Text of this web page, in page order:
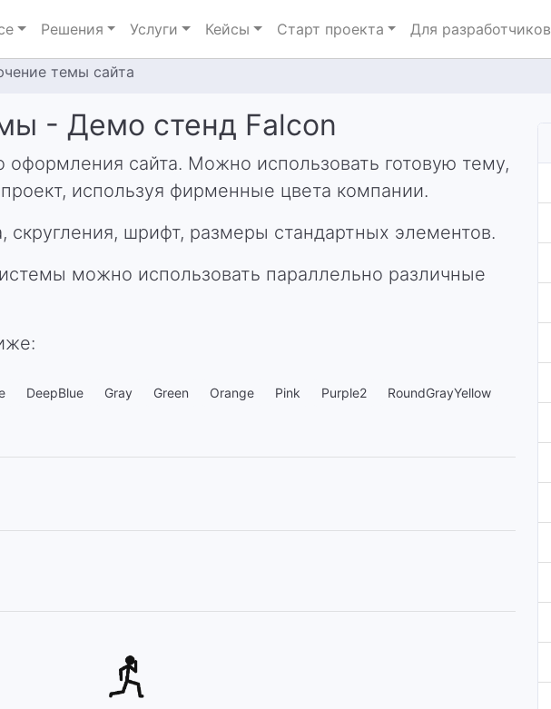
Решения Услуги Кейсы Старт проекта Для разработчиков
темы сайта
- Демо стенд Falcon
оформления сайта. Можно использовать готовую тему,
используя фирменные цвета компании.
скругления, шрифт, размеры стандартных элементов.
можно использовать параллельно различные
DeepBlue Gray Green Orange Pink Purple2 RoundGrayYellow